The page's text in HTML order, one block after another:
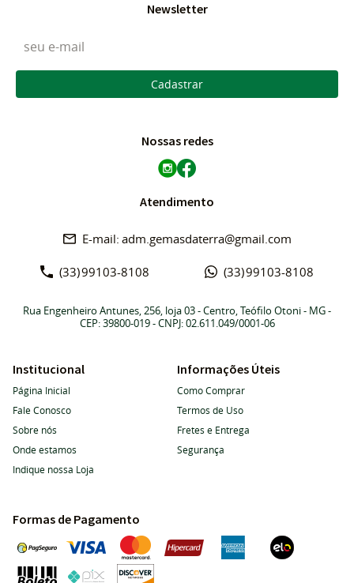
Newsletter
Cadastrar
Nossas redes
Atendimento
(33)99103-8108 (33)99103-8108
adm.gemasdaterra@gmail.com
Rua Engenheiro Antunes, 256, loja 03-Centro, Teófilo Otoni- MG-
CEP: 39800-019- CNPJ: 02.611.049/0001-06
Institucional
Página Inicial
Fale Conosco
Sobre nós
Onde estamos
Indique nossa Loja
Informações Úteis
Como Comprar
Termos de Uso
Fretes e Entrega
Segurança
Formas de Pagamento